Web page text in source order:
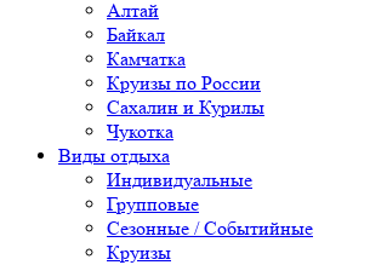
Алтай
Байкал
Камчатка
Круизы по России
Сахалин и Курилы
Чукотка
Виды отдыха
Индивидуальные
Групповые
Сезонные / Событийные
Круизы